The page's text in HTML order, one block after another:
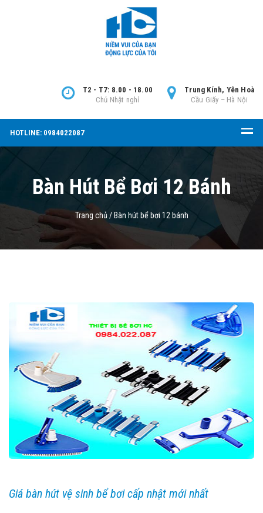
Trung Kính, Yên Hoà
Cầu Giấy – Hà Nội
T2 - T7: 8.00 - 18.00
Chủ Nhật nghỉ
HOTLINE: 0984022087
Bàn Hút Bể Bơi 12 Bánh
Trang chủ / Bàn hút bể bơi 12 bánh
Giá bàn hút vệ sinh bể bơi cấp nhật mới nhất